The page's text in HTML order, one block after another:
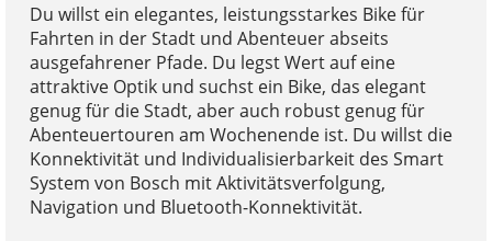
Du willst ein elegantes, leistungsstarkes Bike für
Fahrten in der Stadt und Abenteuer abseits
ausgefahrener Pfade. Du legst Wert auf eine
attraktive Optik und suchst ein Bike, das elegant
genug für die Stadt, aber auch robust genug für
Abenteuertouren am Wochenende ist. Du willst die
Konnektivität und Individualisierbarkeit des Smart
System von Bosch mit Aktivitätsverfolgung,
Navigation und Bluetooth-Konnektivität.